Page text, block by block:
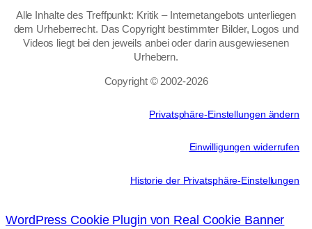
Alle Inhalte des Treffpunkt: Kritik – Internetangebots unterliegen
dem Urheberrecht. Das Copyright bestimmter Bilder, Logos und
Videos liegt bei den jeweils anbei oder darin ausgewiesenen
Urhebern.
Copyright © 2002‑2026
Privatsphäre-Einstellungen ändern
Einwilligungen widerrufen
Historie der Privatsphäre-Einstellungen
WordPress Cookie Plugin von Real Cookie Banner